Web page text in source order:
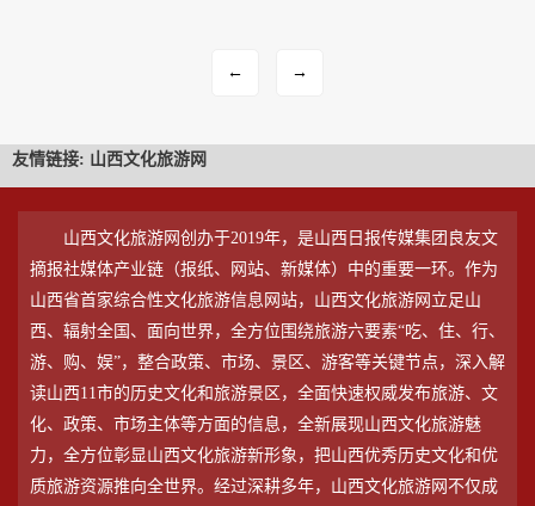
← →
友情链接: 山西文化旅游网
山西文化旅游网创办于2019年，是山西日报传媒集团良友文
摘报社媒体产业链（报纸、网站、新媒体）中的重要一环。作为
山西省首家综合性文化旅游信息网站，山西文化旅游网立足山
西、辐射全国、面向世界，全方位围绕旅游六要素“吃、住、行、
游、购、娱”，整合政策、市场、景区、游客等关键节点，深入解
读山西11市的历史文化和旅游景区，全面快速权威发布旅游、文
化、政策、市场主体等方面的信息，全新展现山西文化旅游魅
力，全方位彰显山西文化旅游新形象，把山西优秀历史文化和优
质旅游资源推向全世界。经过深耕多年，山西文化旅游网不仅成